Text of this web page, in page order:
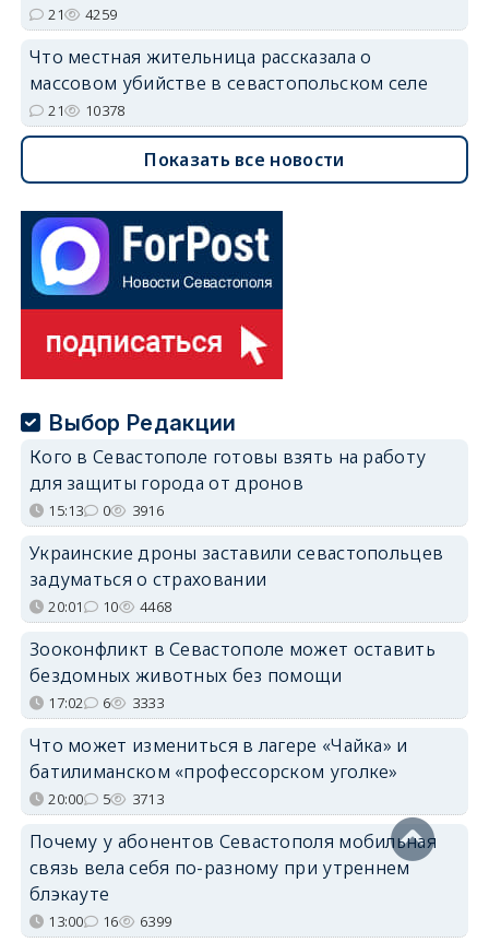
21 4259
Что местная жительница рассказала о
массовом убийстве в севастопольском селе
21 10378
Показать все новости
Выбор Редакции
Кого в Севастополе готовы взять на работу
для защиты города от дронов
15:13 0 3916
Украинские дроны заставили севастопольцев
задуматься о страховании
20:01 10 4468
Зооконфликт в Севастополе может оставить
бездомных животных без помощи
17:02 6 3333
Что может измениться в лагере «Чайка» и
батилиманском «профессорском уголке»
20:00 5 3713
Почему у абонентов Севастополя мобильная
связь вела себя по-разному при утреннем
блэкауте
13:00 16 6399